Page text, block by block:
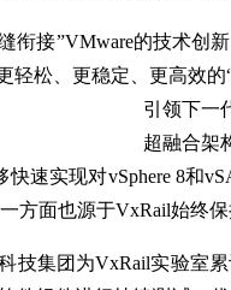
接”VMware的技术创
轻松、更稳定、更高效的
引领下一
超融合架
实现对vSphere 8和
方面也源于VxRail始终
集团为VxRail实验室累